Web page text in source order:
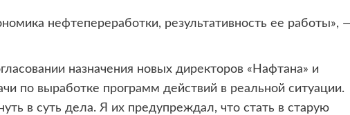
нефтепереработки, результативность ее работы»,
назначения новых директоров «Нафтана» и
по выработке программ действий в реальной ситуации.
в суть дела. Я их предупреждал, что стать в старую